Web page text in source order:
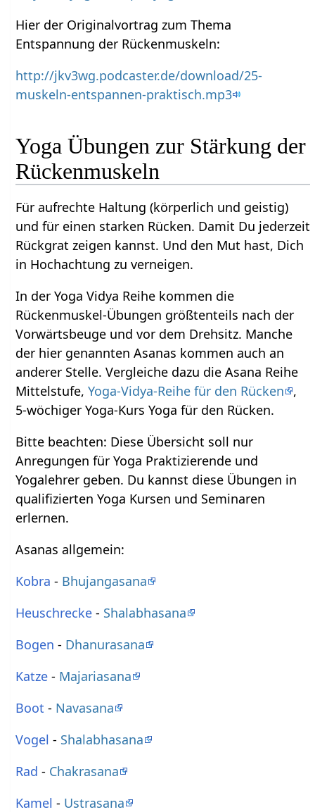
Hier der Originalvortrag zum Thema
Entspannung der Rückenmuskeln:
http://jkv3wg.podcaster.de/download/25-
muskeln-entspannen-praktisch.mp3
Yoga Übungen zur Stärkung der
Rückenmuskeln
Für aufrechte Haltung (körperlich und geistig)
und für einen starken Rücken. Damit Du jederzeit
Rückgrat zeigen kannst. Und den Mut hast, Dich
in Hochachtung zu verneigen.
In der Yoga Vidya Reihe kommen die
Rückenmuskel-Übungen größtenteils nach der
Vorwärtsbeuge und vor dem Drehsitz. Manche
der hier genannten Asanas kommen auch an
anderer Stelle. Vergleiche dazu die Asana Reihe
Mittelstufe,Yoga-Vidya-Reihe für den Rücken
,
5-wöchiger Yoga-Kurs Yoga für den Rücken.
Bitte beachten: Diese Übersicht soll nur
Anregungen für Yoga Praktizierende und
Yogalehrer geben. Du kannst diese Übungen in
qualifizierten Yoga Kursen und Seminaren
erlernen.
Asanas allgemein:
Kobra - Bhujangasana
Heuschrecke - Shalabhasana
Bogen - Dhanurasana
Katze - Majariasana
Boot - Navasana
Vogel - Shalabhasana
Rad - Chakrasana
Kamel - Ustrasana